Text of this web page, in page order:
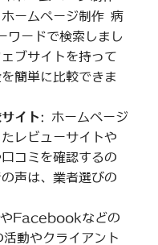
ームページ制作 病
ワードで検索しまし
ブサイトを持って
簡単に比較できま
イト: ホームページ
レビューサイトや
コミを確認するの
声は、業者選びの
Facebookなどの
動やクライアント